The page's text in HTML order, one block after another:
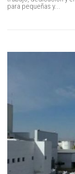
para pequeñas y...